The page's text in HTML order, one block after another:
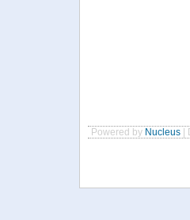
Powered by Nucleus |